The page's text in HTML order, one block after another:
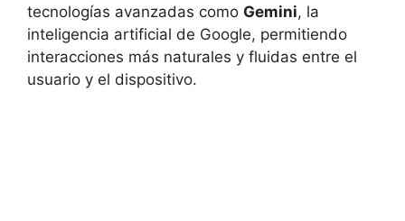
tecnologías avanzadas como Gemini, la
inteligencia artificial de Google, permitiendo
interacciones más naturales y fluidas entre el
usuario y el dispositivo.